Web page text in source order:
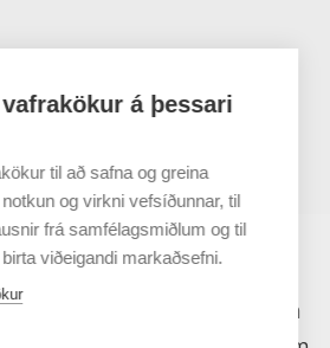
Hluti af
vafrakökur til að tryggja sem
á þessari
til að safna og greina
og virkni vefsíðunnar, til
frá samfélagsmiðlum og til
viðeigandi markaðsefni.